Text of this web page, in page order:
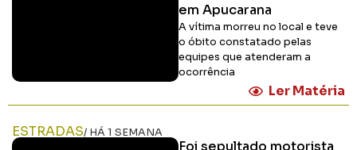
em Apucarana
A vítima morreu no local e teve
o óbito constatado pelas
equipes que atenderam a
ocorrência
Ler Matéria
ESTRADAS/ HÁ 1 SEMANA
Foi sepultado motorista